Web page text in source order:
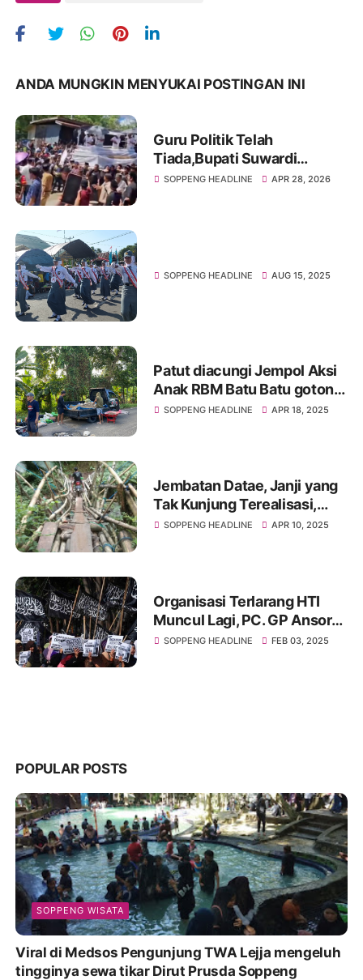
ANDA MUNGKIN MENYUKAI POSTINGAN INI
Guru Politik Telah
Tiada,Bupati Suwardi
Haseng Kenang Keteladanan
SOPPENG HEADLINE APR 28, 2026
SOPPENG HEADLINE AUG 15, 2025
Patut diacungi Jempol Aksi
Anak RBM Batu Batu gotong
royong Perbaiki jalan Rusak
SOPPENG HEADLINE APR 18, 2025
Jembatan Datae, Janji yang
Tak Kunjung Terealisasi,
Akankah Jembatan ini jadi
SOPPENG HEADLINE APR 10, 2025
Organisasi Terlarang HTI
Muncul Lagi, PC. GP Ansor-
Banser Soppeng Desak
SOPPENG HEADLINE FEB 03, 2025
POPULAR POSTS
SOPPENG WISATA
Viral di Medsos Pengunjung TWA Lejja mengeluh
tingginya sewa tikar Dirut Prusda Soppeng